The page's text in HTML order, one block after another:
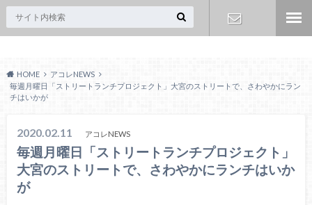
せ
HOME
アコレNEWS
毎週月曜日「ストリートランチプロジェクト」大宮のストリートで、さわやかにラン
チはいかが
2020.02.11 アコレNEWS
毎週月曜日「ストリートランチプロジェクト」
大宮のストリートで、さわやかにランチはいか
が